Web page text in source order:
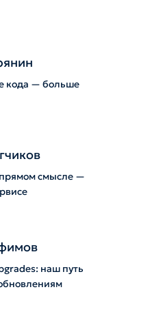
кода — больше
смысле —
наш путь